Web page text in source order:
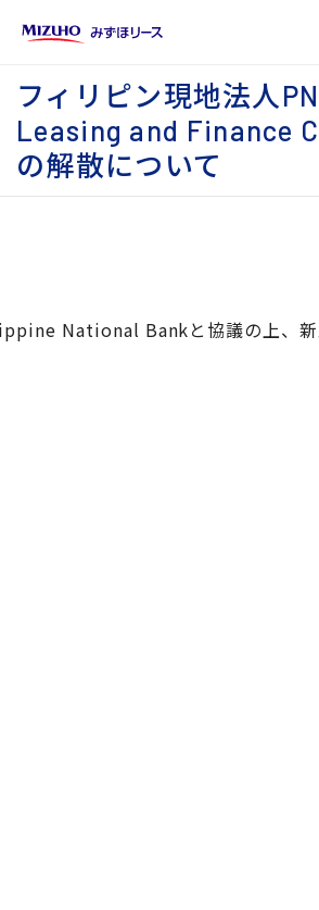
フィリピン現地法人
Leasing and Finance
の解散について
National Bankと協議の上、